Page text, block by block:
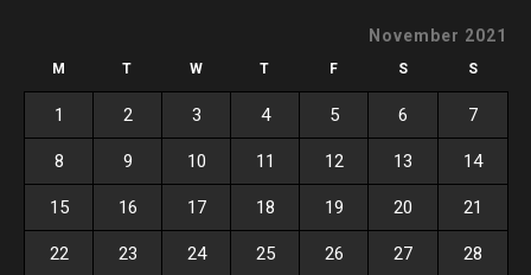
November 2021
M T W T F S S
1 2 3 4 5 6 7
8 9 10 11 12 13 14
15 16 17 18 19 20 21
22 23 24 25 26 27 28